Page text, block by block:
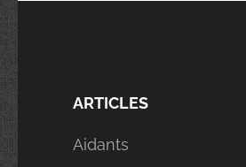
ARTICLES
Aidants